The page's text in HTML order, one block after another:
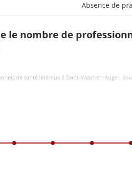
Absence de
le nombre de
de santé libéraux à Saint-Vaast-en-Auge -